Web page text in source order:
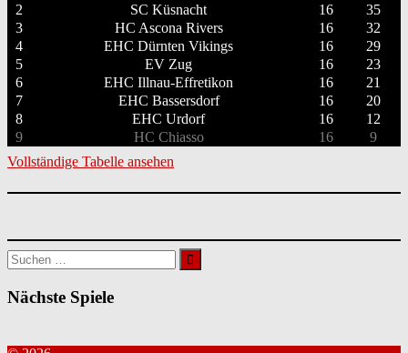
2
SC Küsnacht 16
35
3
HC Ascona Rivers 16
32
4
EHC Dürnten Vikings 16
29
5
EV Zug 16
23
6
EHC Illnau-Effretikon 16
21
7
EHC Bassersdorf 16
20
8
EHC Urdorf 16
12
9
HC Chiasso 16
9
Vollständige Tabelle ansehen
Suchen
nach:
Nächste Spiele